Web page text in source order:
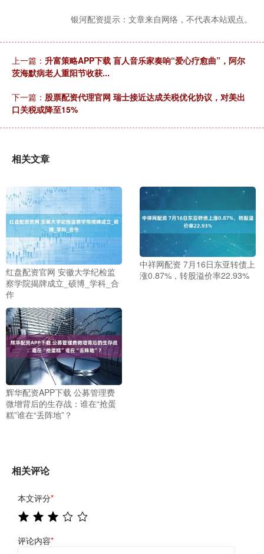
银河配资提示：文章来自网络，不代表本站观点。
上一篇： 升富策略APP下载 盲人音乐家奏响“爱心疗愈曲”，阿尔
茨海默病老人重阳节收获...
下一篇： 股票配资代理官网 瑞士接近达成关税优化协议，对美出
口关税或降至15%
相关文章
红盘配资官网 安徽大学纪检监
察学院揭牌成立_硕博_学科_合
作
中祥网配资 7月16日东亚转债上
涨0.87%，转股溢价率22.93%
辉华配资APP下载 公募管理费
微增背后的生存战：谁在“抢蛋
糕”谁在“丢阵地”？
相关评论
本文评分*
评论内容*